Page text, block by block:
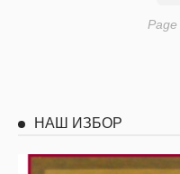
НАШ ИЗБОР